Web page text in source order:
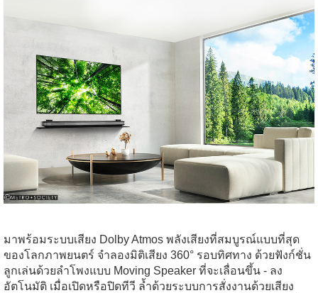
มาพร้อมระบบเสียง Dolby Atmos พลังเสียงที่สมบูรณ์แบบที่สุด
ของโลกภาพยนตร์ จำลองมิติเสียง 360° รอบทิศทาง ด้วยฟังก์ชั่น
ลูกเล่นด้วยลำโพงแบบ Moving Speaker ที่จะเลื่อนขึ้น - ลง
อัตโนมัติ เมื่อเปิดหรือปิดทีวี ล้ำด้วยระบบการสั่งงานด้วยเสียง